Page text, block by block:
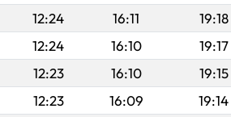
12:24 16:11 19:18
12:24 16:10 19:17
12:23 16:10 19:15
12:23 16:09 19:14